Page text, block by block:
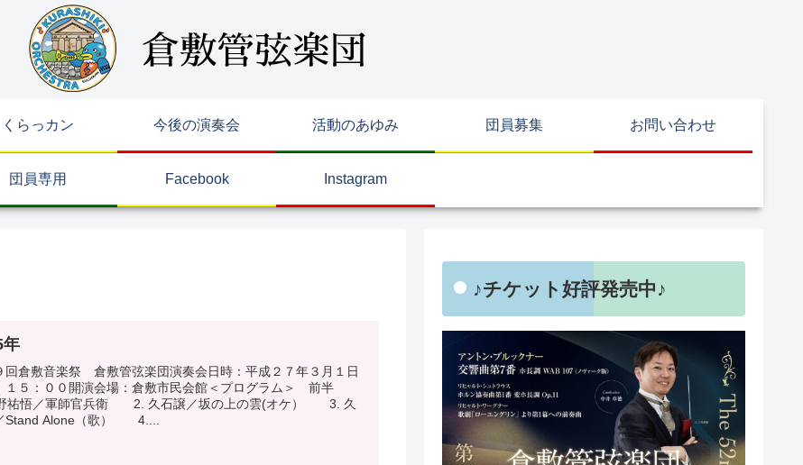
くらっカン 今後の演奏会 活動のあゆみ 団員募集 お問い合わせ
団員専用 Facebook Instagram
年
回倉敷音楽祭 倉敷管弦楽団演奏会日時：平成２７年３月１日
１５：００開演会場：倉敷市民会館＜プログラム＞ 前半
祐悟／軍師官兵衛 2. 久石譲／坂の上の雲(オケ） 3. 久
Stand Alone（歌） 4....
♪チケット好評発売中♪